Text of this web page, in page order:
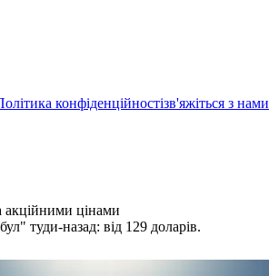
конфіденційностізв'яжіться з нами
акційними цінами
туди-назад: від 129 доларів.